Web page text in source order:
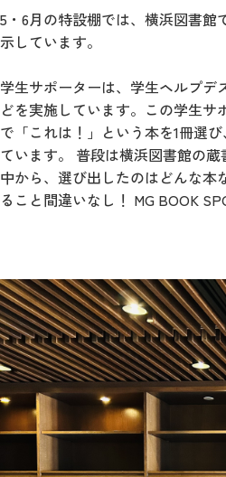
5・6月の特設棚では、横浜図書館
示しています。
学生サポーターは、学生ヘルプデ
どを実施しています。この学生
で「これは！」という本を1冊選
ています。 普段は横浜図書館の
中から、選び出したのはどんな本
ること間違いなし！ MG BOOK